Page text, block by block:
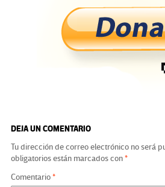
tt
er
gr
a
m
ke
dI
n
ail
p
DEJA UN COMENTARIO
Tu dirección de correo electrónico no será
obligatorios están marcados con*
Comentario*